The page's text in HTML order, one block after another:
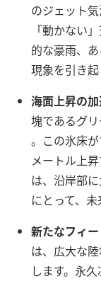
のジェット
「動かない
的な豪雨、
現象を引き
海面上昇の
塊であるグ
。この氷床
メートル上
は、沿岸部
にとって、
新たなフィ
は、広大な
します。永